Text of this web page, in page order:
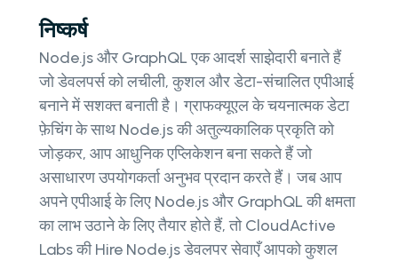
निष्कर्ष
Node.js और GraphQL एक आदर्श साझेदारी बनाते हैं
जो डेवलपर्स को लचीली, कुशल और डेटा-संचालित एपीआई
बनाने में सशक्त बनाती है। ग्राफक्यूएल के चयनात्मक डेटा
फ़ेचिंग के साथ Node.js की अतुल्यकालिक प्रकृति को
जोड़कर, आप आधुनिक एप्लिकेशन बना सकते हैं जो
असाधारण उपयोगकर्ता अनुभव प्रदान करते हैं। जब आप
अपने एपीआई के लिए Node.js और GraphQL की क्षमता
का लाभ उठाने के लिए तैयार होते हैं, तो CloudActive
Labs की Hire Node.js डेवलपर सेवाएँ आपको कुशल